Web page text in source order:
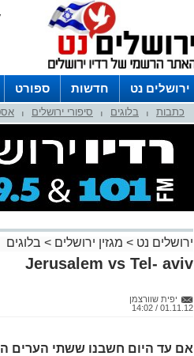
ירושלים נט חדשות ספורט
לפרסום ברדיו צרו קשר
לוח כתבות בלוגים סיפורי ירושלים
ירושלים נט > מגזין ירושלים > בלוגים
Jerusalem vs Tel- aviv
יפית שוורצמן
01.11.12 / 14:02
אם עד היום חשבנו ששתי הערים